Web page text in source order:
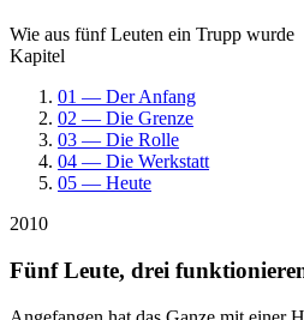
Wie aus fünf Leuten ein Trupp wurde
Kapitel
01 — Der Anfang
02 — Die Grenze
03 — Die Rolle
04 — Die Werkstatt
05 — Heute
2010
Fünf Leute, drei